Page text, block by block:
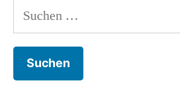
Suchen
nach: